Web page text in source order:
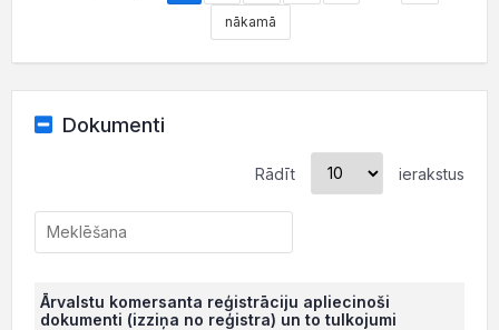
nākamā
Dokumenti
Rādīt ierakstus
Ārvalstu komersanta reģistrāciju apliecinoši
dokumenti (izziņa no reģistra) un to tulkojumi